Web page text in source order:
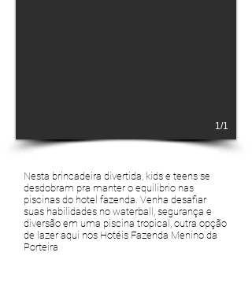
1/1
Nesta brincadeira divertida, kids e teens se
desdobram pra manter o equilibrio nas
piscinas do hotel fazenda. Venha desafiar
suas habilidades no waterball, segurança e
diversão em uma piscina tropical, outra opção
de lazer aqui nos Hotéis Fazenda Menino da
Porteira